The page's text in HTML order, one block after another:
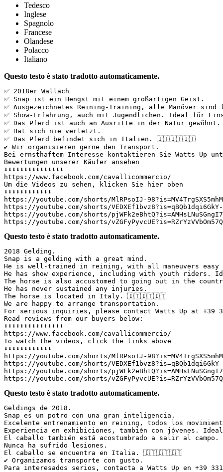
Tedesco
Inglese
Spagnolo
Francese
Olandese
Polacco
Italiano
Questo testo è stato tradotto automaticamente.
✅ 2018er Wallach
✅ Snap ist ein Hengst mit einem großartigen Geist.
✅ Ausgezeichnetes Reining-Training, alle Manöver
✅ Show-Erfahrung, auch mit Jugendlichen. Ideal für
✅ Das Pferd ist auch an Ausritte in der Natur
✅ Hat sich nie verletzt.
✅ Das Pferd befindet sich in Italien. 🇮🇹🇮🇹🇮🇹
✔ Wir organisieren gerne den Transport.
Bei ernsthaftem Interesse kontaktieren Sie Watts Up
Bewertungen unserer Käufer ansehen
⬇️⬇️⬇️⬇️⬇️⬇️⬇️⬇️⬇️⬇️⬇️⬇️⬇️⬇️⬇️
https://www.facebook.com/cavallicommercio/
Um die Videos zu sehen, klicken Sie hier oben
⬇️⬇️⬇️⬇️⬇️⬇️⬇️⬇️⬇️⬇️⬇️⬇️
https://youtube.com/shorts/MlRPsoIJ-
https://youtube.com/shorts/
https://youtube.com/shorts/
https://youtube.com/shorts/
Questo testo è stato tradotto automaticamente.
2018 Gelding.
Snap is a gelding with a great mind.
He is well-trained in reining, with all maneuvers
He has show experience, including with youth
The horse is also accustomed to going out in the
He has never sustained any injuries.
The horse is located in Italy. 🇮🇹🇮🇹🇮🇹
We are happy to arrange transportation.
For serious inquiries, please contact Watts Up at +39
Read reviews from our buyers below:
⬇️⬇️⬇️⬇️⬇️⬇️⬇️⬇️⬇️⬇️⬇️⬇️⬇️⬇️⬇️
https://www.facebook.com/cavallicommercio/
To watch the videos, click the links above
⬇️⬇️⬇️⬇️⬇️⬇️⬇️⬇️⬇️⬇️⬇️⬇️
https://youtube.com/shorts/MlRPsoIJ-
https://youtube.com/shorts/
https://youtube.com/shorts/
https://youtube.com/shorts/
Questo testo è stato tradotto automaticamente.
Geldings de 2018.
Snap es un potro con una gran inteligencia.
Excelente entrenamiento en reining, todos los
Experiencia en exhibiciones, también con jóvenes.
El caballo también está acostumbrado a salir al
Nunca ha sufrido lesiones.
El caballo se encuentra en Italia. 🇮🇹🇮🇹🇮🇹
✔️ Organizamos transporte con gusto.
Para interesados serios, contacta a Watts Up en +39